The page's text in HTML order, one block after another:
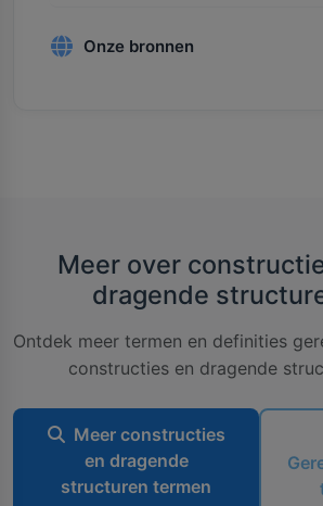
Onze bronnen
Meer over
dragende
Ontdek meer termen en definities
constructies en dragende
Meer constructies
en dragende
structuren termen